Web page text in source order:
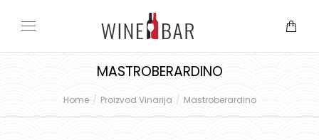
MASTROBERARDINO
You are here:
Home Proizvod Vinarija Mastroberardino